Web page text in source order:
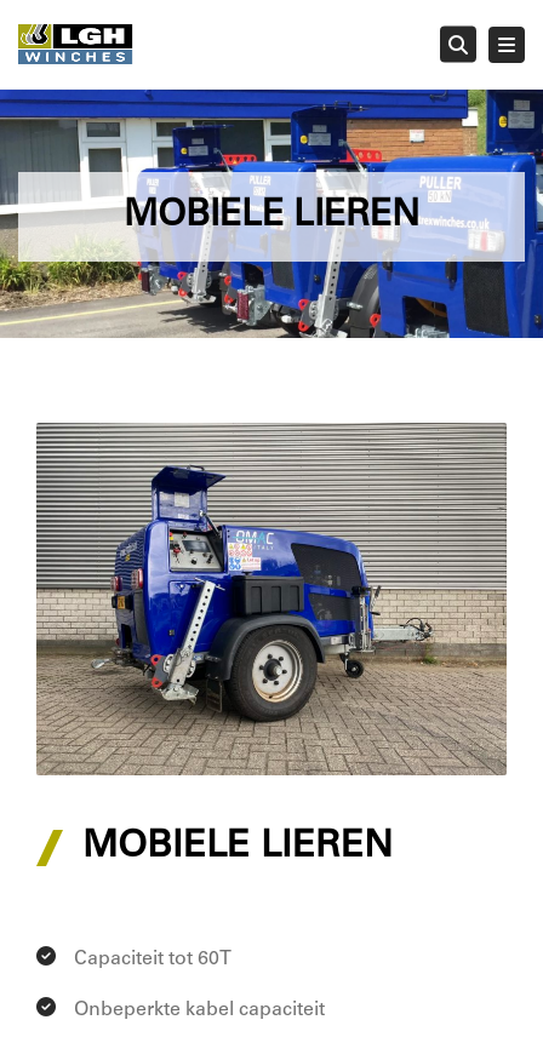
MOBIELE LIEREN
MOBIELE LIEREN
Capaciteit tot 60T
Onbeperkte kabel capaciteit